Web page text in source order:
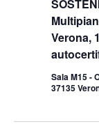
Verona,
Sala M15 -
37135